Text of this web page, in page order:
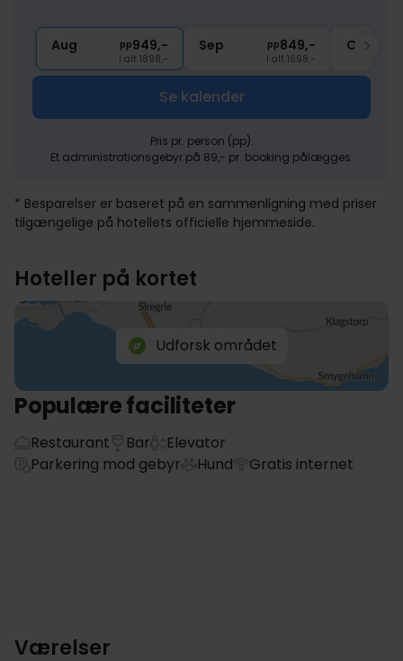
Aug pp949,-
I alt 1898,-
Sep pp849,-
I alt 1698,-
Okt
Se kalender
Pris pr. person (pp).
Et administrationsgebyr på 89,- pr. booking pålægges.
* Besparelser er baseret på en sammenligning med priser
tilgængelige på hotellets officielle hjemmeside.
Hoteller på kortet
Udforsk området
Populære faciliteter
Restaurant Bar
Elevator
Parkering mod gebyr
Hund Gratis internet
Værelser